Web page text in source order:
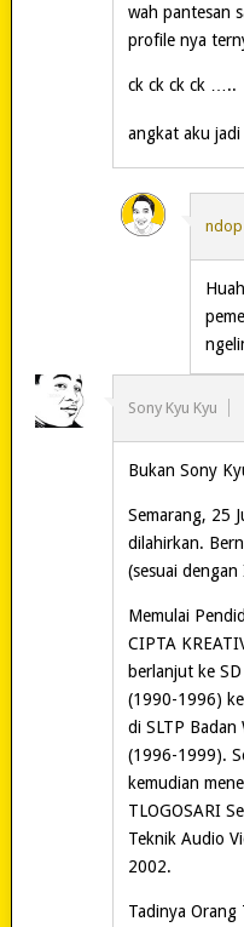
wah pantesan
profile nya
ck ck ck ck …..
angkat aku
ndop
Sony Kyu Kyu
Bukan Sony
Semarang, 25
dilahirkan.
(sesuai
Memulai
CIPTA
berlanjut ke
(1990-1996)
di SLTP Badan
(1996-1999).
kemudian
TLOGOSARI
Teknik Audio
2002.
Tadinya Orang